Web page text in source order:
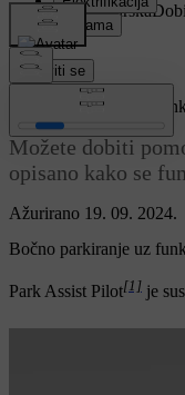
Prilagođena podrška
automobil.
Prijaviti se
Ažurirano 19. 09. 2024.
Bočno parkiranje uz
Možete dobiti
opisano kako se
Bočno parkiranje uz
Park Assist Pilot[1] je